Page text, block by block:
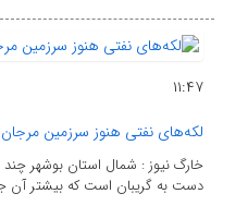
۱۱:۴۷
لکه‌های نفتی هنوز سرزمین
خارگ نیوز : شمال استان بوشهر
دست به گریبان است که بیشتر